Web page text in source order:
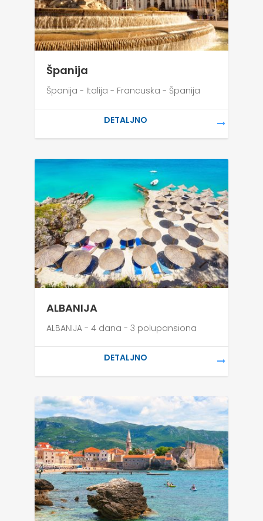
Španija
Španija - Italija - Francuska - Španija
ALBANIJA
ALBANIJA - 4 dana - 3 polupansiona